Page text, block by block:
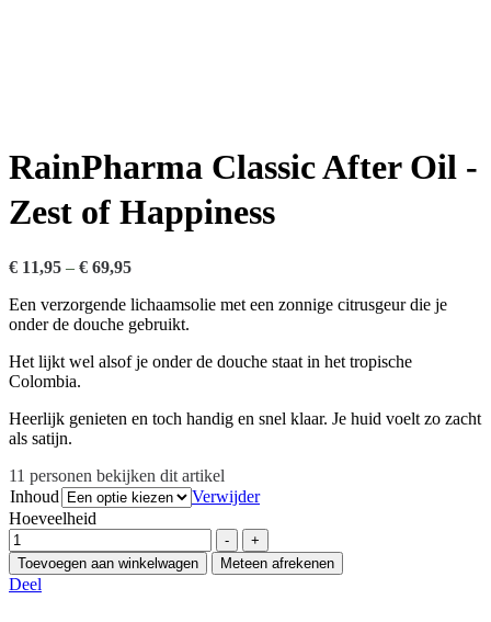
RainPharma Classic After Oil -
Zest of Happiness
€ 11,95 – € 69,95
Een verzorgende lichaamsolie met een zonnige citrusgeur die je
onder de douche gebruikt.
Het lijkt wel alsof je onder de douche staat in het tropische
Colombia.
Heerlijk genieten en toch handig en snel klaar. Je huid voelt zo zacht
als satijn.
11 personen bekijken dit artikel
Inhoud
Verwijder
Hoeveelheid
-
+
Toevoegen aan winkelwagen
Meteen afrekenen
Deel